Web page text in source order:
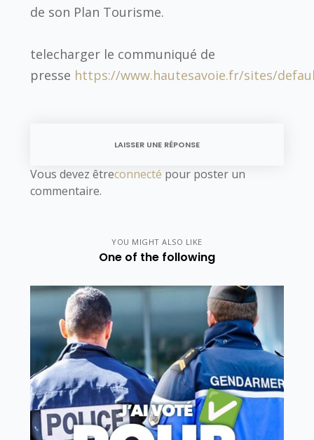
de son Plan Tourisme.
telecharger le communiqué de
presse https://www.hautesavoie.fr/sites/
LAISSER UNE RÉPONSE
Vous devez êtreconnecté pour poster un
commentaire.
YOU MIGHT ALSO LIKE
One of the following